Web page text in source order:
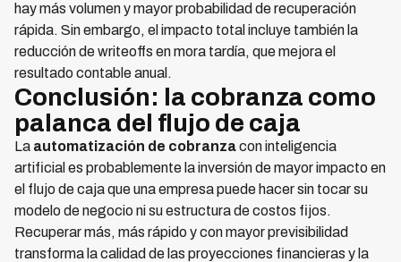
hay más volumen y mayor probabilidad de recuperación
rápida. Sin embargo, el impacto total incluye también la
reducción de writeoffs en mora tardía, que mejora el
resultado contable anual.
Conclusión: la cobranza como
palanca del flujo de caja
La automatización de cobranzacon inteligencia
artificial es probablemente la inversión de mayor impacto en
el flujo de caja que una empresa puede hacer sin tocar su
modelo de negocio ni su estructura de costos fijos.
Recuperar más, más rápido y con mayor previsibilidad
transforma la calidad de las proyecciones financieras y la